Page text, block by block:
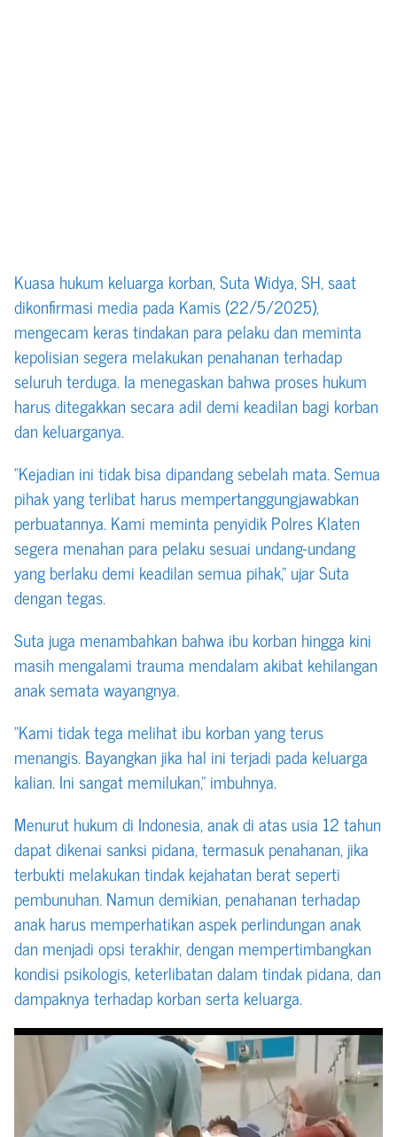
Kuasa hukum keluarga korban, Suta Widya, SH, saat
dikonfirmasi media pada Kamis (22/5/2025),
mengecam keras tindakan para pelaku dan meminta
kepolisian segera melakukan penahanan terhadap
seluruh terduga. Ia menegaskan bahwa proses hukum
harus ditegakkan secara adil demi keadilan bagi korban
dan keluarganya.
“Kejadian ini tidak bisa dipandang sebelah mata. Semua
pihak yang terlibat harus mempertanggungjawabkan
perbuatannya. Kami meminta penyidik Polres Klaten
segera menahan para pelaku sesuai undang-undang
yang berlaku demi keadilan semua pihak,” ujar Suta
dengan tegas.
Suta juga menambahkan bahwa ibu korban hingga kini
masih mengalami trauma mendalam akibat kehilangan
anak semata wayangnya.
“Kami tidak tega melihat ibu korban yang terus
menangis. Bayangkan jika hal ini terjadi pada keluarga
kalian. Ini sangat memilukan,” imbuhnya.
Menurut hukum di Indonesia, anak di atas usia 12 tahun
dapat dikenai sanksi pidana, termasuk penahanan, jika
terbukti melakukan tindak kejahatan berat seperti
pembunuhan. Namun demikian, penahanan terhadap
anak harus memperhatikan aspek perlindungan anak
dan menjadi opsi terakhir, dengan mempertimbangkan
kondisi psikologis, keterlibatan dalam tindak pidana, dan
dampaknya terhadap korban serta keluarga.